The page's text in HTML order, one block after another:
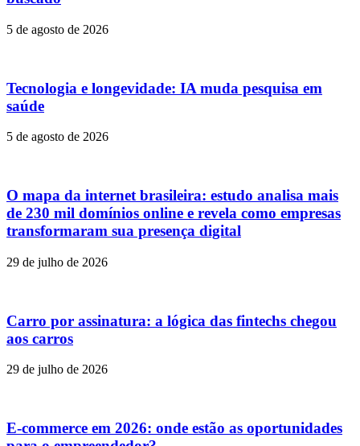
5 de agosto de 2026
Tecnologia e longevidade: IA muda pesquisa em
saúde
5 de agosto de 2026
O mapa da internet brasileira: estudo analisa mais
de 230 mil domínios online e revela como empresas
transformaram sua presença digital
29 de julho de 2026
Carro por assinatura: a lógica das fintechs chegou
aos carros
29 de julho de 2026
E-commerce em 2026: onde estão as oportunidades